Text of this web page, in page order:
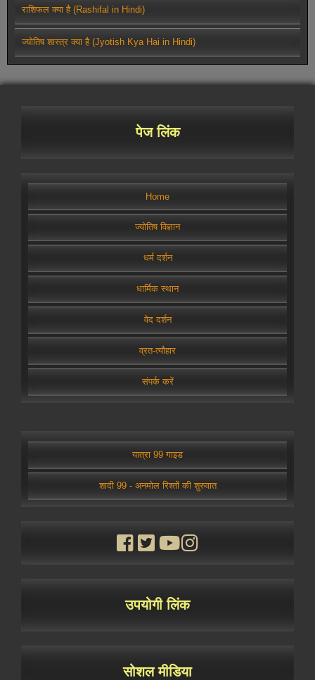
राशिफल क्या है (Rashifal in Hindi)
ज्योतिष शास्त्र क्या है (Jyotish Kya Hai in Hindi)
पेज लिंक
Home
ज्योतिष विज्ञान
धर्म दर्शन
धार्मिक स्थान
वेद दर्शन
व्रत-त्यौहार
संपर्क करें
यात्रा 99 गाइड
शादी 99 - अनमोल रिश्तों की शुरुवात
उपयोगी लिंक
सोशल मीडिया